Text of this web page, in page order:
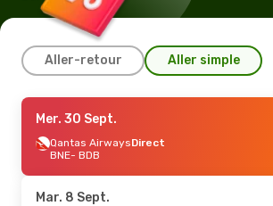
Aller-retour Aller simple
Jeu. 3 Sept.- Dim. 6 Sept.
Qantas AirwaysDirect
BNE- BDB
BDB- BNE
Mer. 30 Sept.
Qantas AirwaysDirect
BNE- BDB
Mar. 8 Sept.